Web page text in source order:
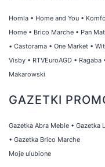
Homla • Home and You •
Home • Brico Marche • Pan
• Castorama • One Market •
Visby • RTVEuroAGD • Ragaba
Makarowski
GAZETKI
Gazetka Abra Meble • Gazetka
• Gazetka Brico Marche
Moje ulubione